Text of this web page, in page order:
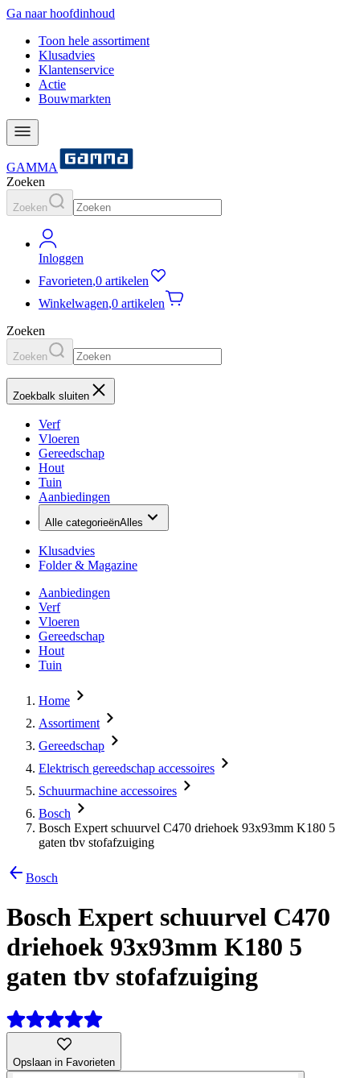
Ga naar hoofdinhoud
Toon hele assortiment
Klusadvies
Klantenservice
Actie
Bouwmarkten
GAMMA
Zoeken
Zoeken
Inloggen
Favorieten,0 artikelen
Winkelwagen,0 artikelen
Zoeken
Zoeken
Zoekbalk sluiten
Verf
Vloeren
Gereedschap
Hout
Tuin
Aanbiedingen
Alle categorieënAlles
Klusadvies
Folder & Magazine
Aanbiedingen
Verf
Vloeren
Gereedschap
Hout
Tuin
Home
Assortiment
Gereedschap
Elektrisch gereedschap accessoires
Schuurmachine accessoires
Bosch
Bosch Expert schuurvel C470 driehoek 93x93mm K180 5
gaten tbv stofafzuiging
Bosch
Bosch Expert schuurvel C470
driehoek 93x93mm K180 5
gaten tbv stofafzuiging
Opslaan in Favorieten